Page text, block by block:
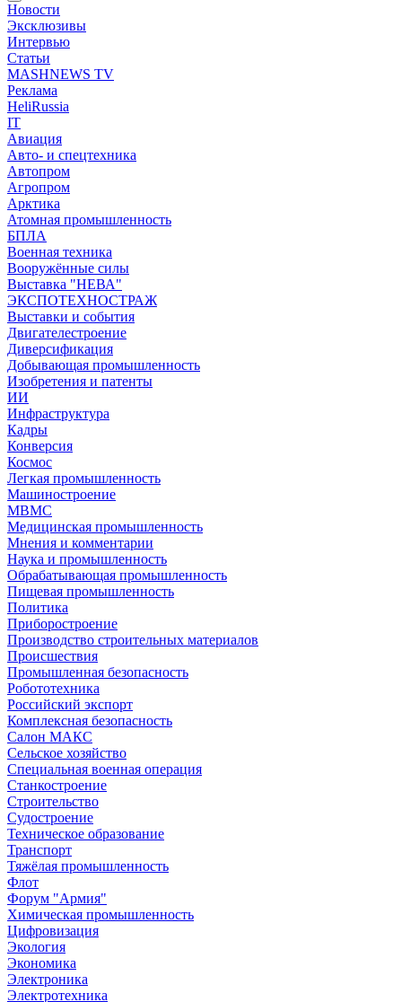
Новости
Эксклюзивы
Интервью
Статьи
MASHNEWS TV
Реклама
HeliRussia
IT
Авиация
Авто- и спецтехника
Автопром
Агропром
Арктика
Атомная промышленность
БПЛА
Военная техника
Вооружённые силы
Выставка "НЕВА"
ЭКСПОТЕХНОСТРАЖ
Выставки и события
Двигателестроение
Диверсификация
Добывающая промышленность
Изобретения и патенты
ИИ
Инфраструктура
Кадры
Конверсия
Космос
Легкая промышленность
Машиностроение
МВМС
Медицинская промышленность
Мнения и комментарии
Наука и промышленность
Обрабатывающая промышленность
Пищевая промышленность
Политика
Приборостроение
Производство строительных материалов
Происшествия
Промышленная безопасность
Робототехника
Российский экспорт
Комплексная безопасность
Салон МАКС
Сельское хозяйство
Специальная военная операция
Станкостроение
Строительство
Судостроение
Техническое образование
Транспорт
Тяжёлая промышленность
Флот
Форум "Армия"
Химическая промышленность
Цифровизация
Экология
Экономика
Электроника
Электротехника